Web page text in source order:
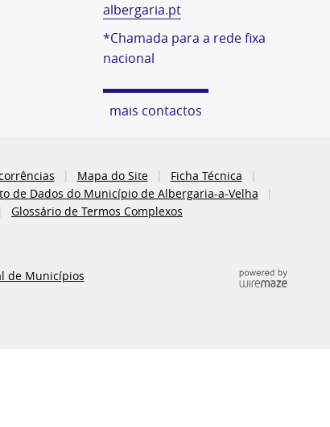
albergaria.pt
*Chamada para a rede fixa
nacional
mais contactos
Mapa do Site
Ficha Técnica
de Dados do Município de Albergaria-a-Velha
Glossário de Termos Complexos
de Municípios